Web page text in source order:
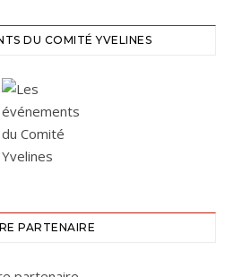
DU COMITÉ YVELINES
PARTENAIRE